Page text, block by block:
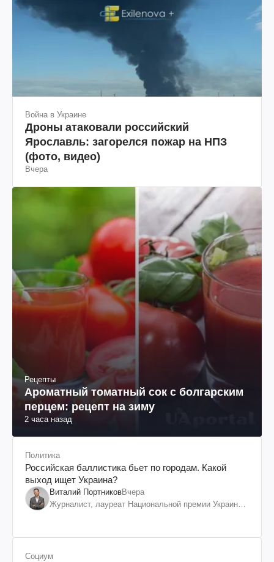
Война в Украине
Дроны атаковали российский
Ярославль: загорелся пожар на НПЗ
(фото, видео)
Вчера
Рецепты
Ароматный томатный сок с болгарским
перцем: рецепт на зиму
2 часа назад
Политика
Российская баллистика бьет по городам. Какой
выход ищет Украина?
Виталий ПортниковВчера
Журналист, лауреат Национальной премии Украины
Социум